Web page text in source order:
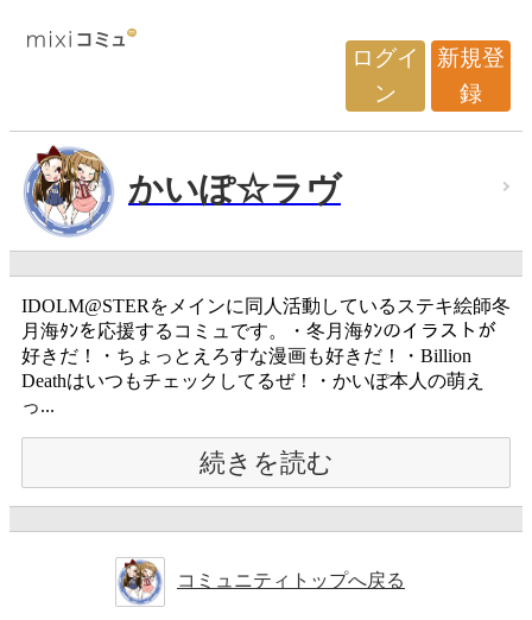
ログイ
ン
新規登
録
かいぽ☆ラヴ
IDOLM@STERをメインに同人活動しているステキ絵師冬
月海ﾀﾝを応援するコミュです。・冬月海ﾀﾝのイラストが
好きだ！・ちょっとえろすな漫画も好きだ！・Billion
Deathはいつもチェックしてるぜ！・かいぽ本人の萌え
っ...
続きを読む
コミュニティトップへ戻る